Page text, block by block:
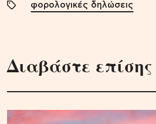
φορολογικές δηλώσεις
Διαβάστε επίσης